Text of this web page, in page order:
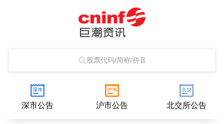
股票代码/简称/拼音
深市公告 沪市公告 北交所公告